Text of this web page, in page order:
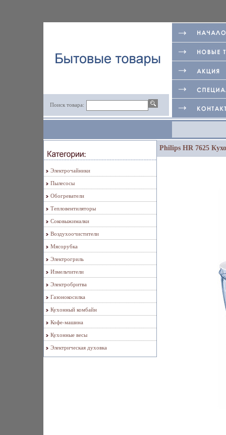
Поиск товара:
Электрочайники
Пылесосы
Обогреватели
Тепловентиляторы
Соковыжималки
Воздухоочистители
Мясорубка
Электрогриль
Измельчители
Электробритва
Газонокосилка
Кухонный комбайн
Кофе-машина
Кухонные весы
Электрическая духовка
Philips HR 7625